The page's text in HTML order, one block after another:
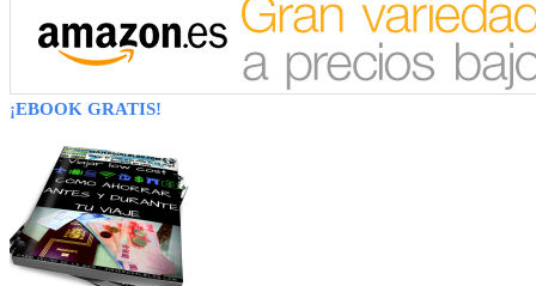
¡EBOOK GRATIS!